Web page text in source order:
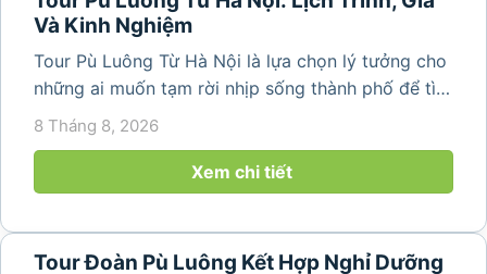
Và Kinh Nghiệm
Tour Pù Luông Từ Hà Nội là lựa chọn lý tưởng cho
những ai muốn tạm rời nhịp sống thành phố để tìm
về không gian núi rừng xanh mát, những bản làng
8 Tháng 8, 2026
Xem chi tiết
Tour Đoàn Pù Luông Kết Hợp Nghỉ Dưỡng